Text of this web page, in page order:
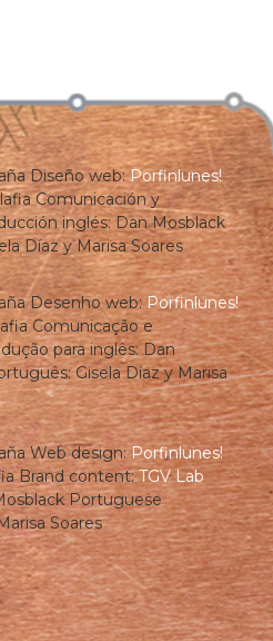
Diseño web:Porfinlunes!
Comunicación y
inglés: Dan Mosblack
Díaz y Marisa Soares
Desenho web:Porfinlunes!
Comunicação e
para inglês: Dan
Gisela Díaz y Marisa
Web design: Porfinlunes!
Brand content:TGV Lab
Portuguese
Soares